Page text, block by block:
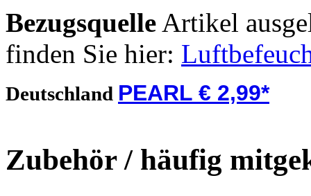
Bezugsquelle Artikel
finden Sie hier:
Deutschland PEARL € 2,99*
Zubehör / häufig